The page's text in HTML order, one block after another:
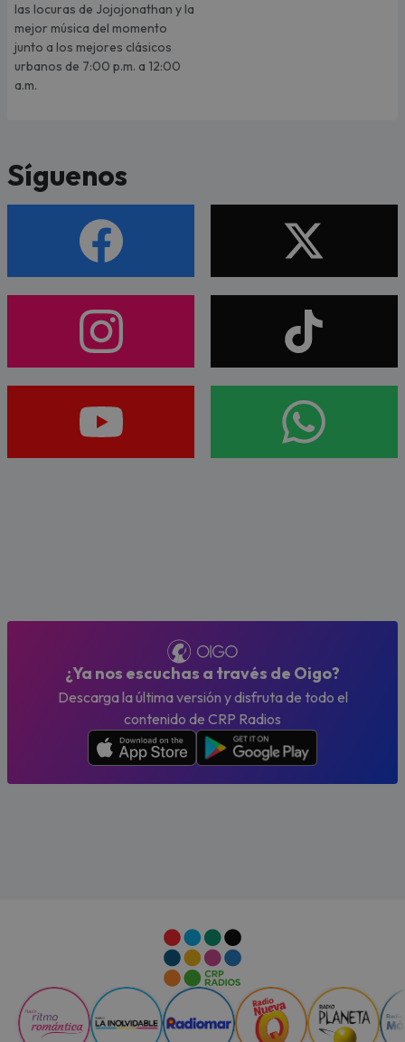
las locuras de Jojojonathan y la
mejor música del momento
junto a los mejores clásicos
urbanos de 7:00 p.m. a 12:00
a.m.
Síguenos
¿Ya nos escuchas a través de Oigo?
Descarga la última versión y disfruta de todo el
contenido de CRP Radios